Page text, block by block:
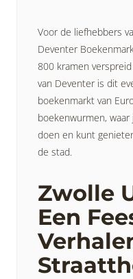
Voor de liefhebbers
Deventer
800 kramen
van Deventer is dit
boekenmarkt van
boekenwurmen,
doen en kunt
de stad.
Zwolle
Een